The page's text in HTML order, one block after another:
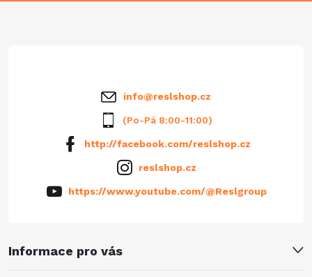
Informace pro vás
info@reslshop.cz
(Po-Pá 8:00-11:00)
http://facebook.com/reslshop.cz
reslshop.cz
https://www.youtube.com/@Reslgroup